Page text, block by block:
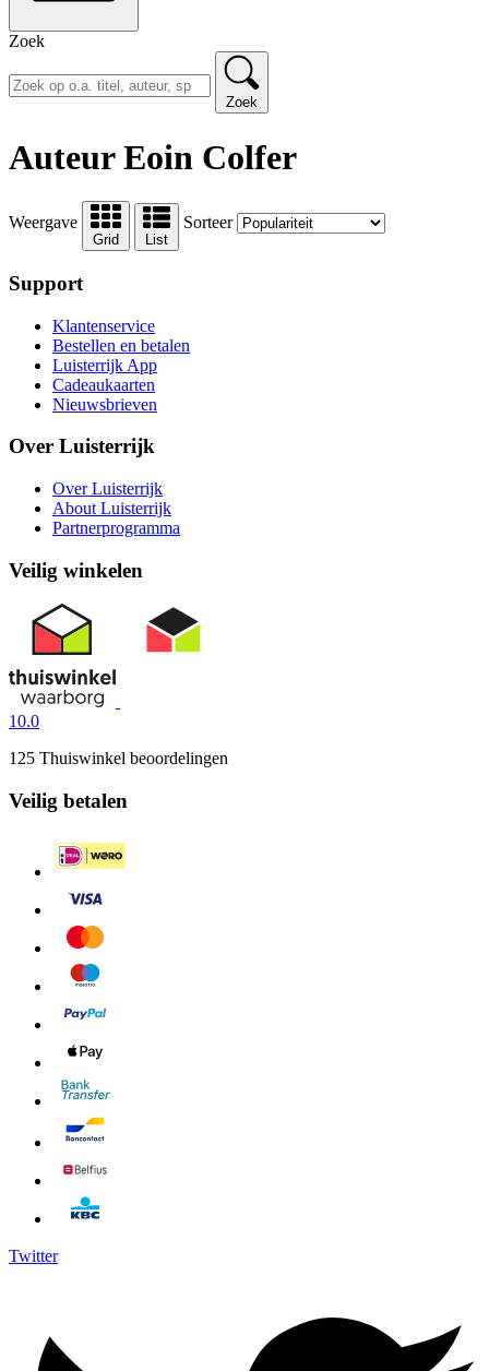
Zoek
Zoek
Auteur Eoin Colfer
Weergave
Grid List
Sorteer
Support
Klantenservice
Bestellen en betalen
Luisterrijk App
Cadeaukaarten
Nieuwsbrieven
Over Luisterrijk
Over Luisterrijk
About Luisterrijk
Partnerprogramma
Veilig winkelen
10.0
125 Thuiswinkel beoordelingen
Veilig betalen
Twitter